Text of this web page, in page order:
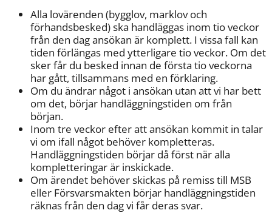
Alla lovärenden (bygglov, marklov och
förhandsbesked) ska handläggas inom tio veckor
från den dag ansökan är komplett. I vissa fall kan
tiden förlängas med ytterligare tio veckor. Om det
sker får du besked innan de första tio veckorna
har gått, tillsammans med en förklaring.
Om du ändrar något i ansökan utan att vi har bett
om det, börjar handläggningstiden om från
början.
Inom tre veckor efter att ansökan kommit in talar
vi om ifall något behöver kompletteras.
Handläggningstiden börjar då först när alla
kompletteringar är inskickade.
Om ärendet behöver skickas på remiss till MSB
eller Försvarsmakten börjar handläggningstiden
räknas från den dag vi får deras svar.